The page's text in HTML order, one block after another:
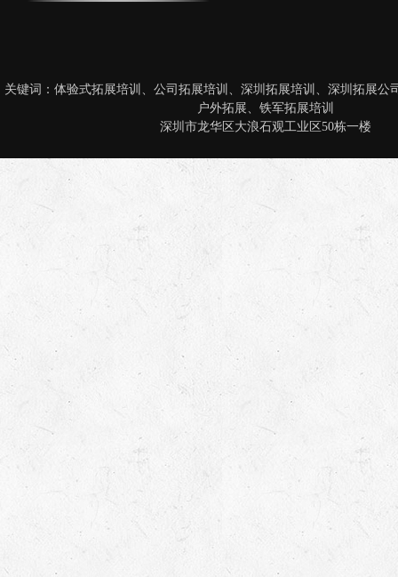
关键词： 体验式拓展培训 、 公司拓展培训 、 深圳拓展培训 、 深圳拓展公
户外拓展、 铁军拓展培训
深圳市龙华区大浪石观工业区50栋一楼